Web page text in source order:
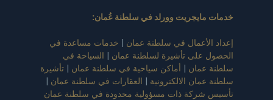
خدمات مايجريت وورلد في سلطنة عُمان:
إعداد الأعمال في سلطنة عمان | خدمات مساعدة في
الحصول على تأشيرة لسلطنة عمان | السياحة في
سلطنة عمان | أماكن سياحية في سلطنة عمان | تأشيرة
سلطنة عمان الالكترونية | العقارات في سلطنة عمان |
تأسيس شركة ذات مسؤولية محدودة في سلطنة عمان